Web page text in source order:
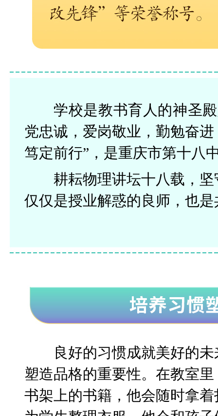
学校是教书育人的神圣
党忠诚，爱岗敬业，勤勉奋
笃定前行”，是重庆市第十八
耕耘物理讲坛十八载，
仅仅是授业解惑的良师，也
良好的习惯成就美好的
塑造品格的重要性。在教室
书架上的书籍，他会随时拿